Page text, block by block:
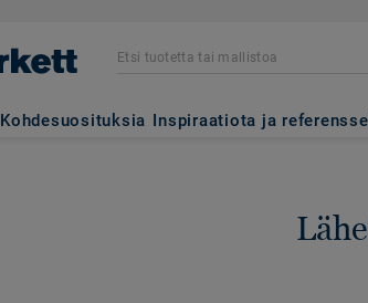
Kohdesuosituksia Inspiraatiota ja